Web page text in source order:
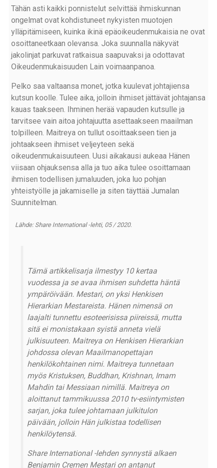
Tähän asti kaikki ponnistelut selvittää ihmiskunnan
ongelmat ovat kohdistuneet nykyisten muotojen
ylläpitämiseen, kuinka ikinä epäoikeudenmukaisia ne ovat
osoittaneetkaan olevansa. Joka suunnalla näkyvät
jakolinjat parkuvat ratkaisua saapuvaksi ja odottavat
Oikeudenmukaisuuden Lain voimaanpanoa.
Pelko saa valtaansa monet, jotka kuulevat johtajiensa
kutsun koolle. Tulee aika, jolloin ihmiset jättävät johtajansa
kauas taakseen. Ihminen herää vapauden kutsulle ja
tarvitsee vain aitoa johtajuutta asettaakseen maailman
tolpilleen. Maitreya on tullut osoittaakseen tien ja
johtaakseen ihmiset veljeyteen sekä
oikeudenmukaisuuteen. Uusi aikakausi aukeaa Hänen
viisaan ohjauksensa alla ja tuo aika tulee osoittamaan
ihmisen todellisen jumaluuden, joka luo pohjan
yhteistyölle ja jakamiselle ja siten täyttää Jumalan
Suunnitelman.
Lähde: Share International -lehti, 05 / 2020.
Tämä artikkelisarja ilmestyy 10 kertaa
vuodessa ja se avaa ihmisen suhdetta häntä
ympäröivään. Mestari, on yksi Henkisen
Hierarkian Mestareista. Hänen nimensä on
laajalti tunnettu esoteerisissa piireissä, mutta
sitä ei monistakaan syistä anneta vielä
julkisuuteen. Maitreya on Henkisen Hierarkian
johdossa olevan Maailmanopettajan
henkilökohtainen nimi. Maitreya tunnetaan
myös Kristuksen, Buddhan, Krishnan, Imam
Mahdin tai Messiaan nimillä. Maitreya on
aloittanut tammikuussa 2010 tv-esiintymisten
sarjan, joka tulee johtamaan julkitulon
päivään, jolloin Hän julkistaa todellisen
henkilöytensä.
Share International -lehden synnystä alkaen
Benjamin Cremen Mestari on antanut